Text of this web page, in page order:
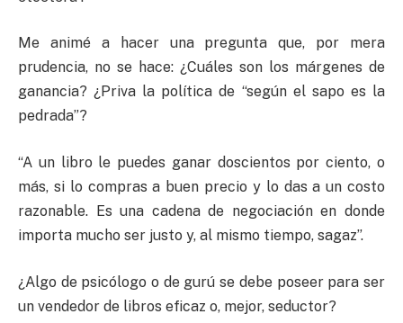
Me animé a hacer una pregunta que, por mera
prudencia, no se hace: ¿Cuáles son los márgenes de
ganancia? ¿Priva la política de “según el sapo es la
pedrada”?
“A un libro le puedes ganar doscientos por ciento, o
más, si lo compras a buen precio y lo das a un costo
razonable. Es una cadena de negociación en donde
importa mucho ser justo y, al mismo tiempo, sagaz”.
¿Algo de psicólogo o de gurú se debe poseer para ser
un vendedor de libros eficaz o, mejor, seductor?